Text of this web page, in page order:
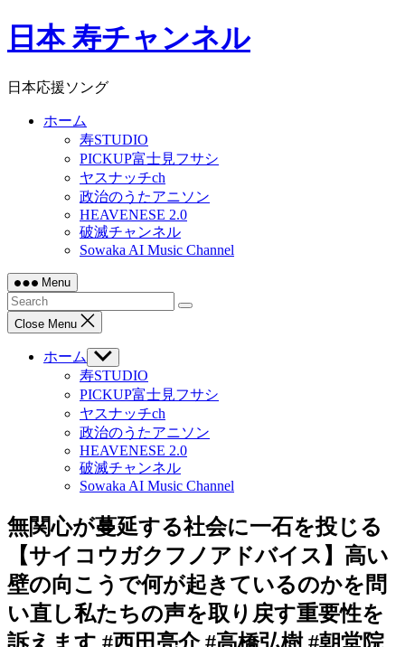
Skip
to日本 寿チャンネル
日本応援ソング
ホーム
寿STUDIO
PICKUP富士見フサシ
ヤスナッチch
政治のうたアニソン
HEAVENESE 2.0
破滅チャンネル
Sowaka AI Music Channel
Menu
Close Menu
ホーム
Show
sub
menu
寿STUDIO
PICKUP富士見フサシ
ヤスナッチch
政治のうたアニソン
HEAVENESE 2.0
破滅チャンネル
Sowaka AI Music Channel
無関心が蔓延する社会に一石を投じる
【サイコウガクフノアドバイス】高い
壁の向こうで何が起きているのかを問
い直し私たちの声を取り戻す重要性を
訴えます #西田亮介 #高橋弘樹 #朝堂院